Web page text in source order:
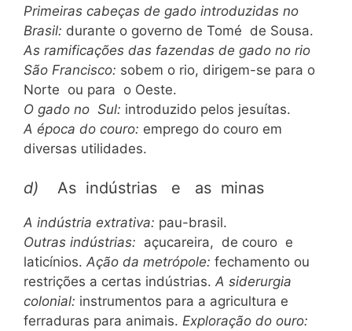
Primeiras cabeças de gado introduzidas no
Brasil: durante o governo de Tomé de Sousa.
As ramificações das fazendas de gado no rio
São Francisco: sobem o rio, dirigem-se para o
Norte ou para o Oeste.
O gado no Sul: introduzido pelos jesuítas.
A época do couro: emprego do couro em
diversas utilidades.
d) As indústrias e as minas
A indústria extrativa: pau-brasil.
Outras indústrias: açucareira, de couro e
laticínios. Ação da metrópole: fechamento ou
restrições a certas indústrias. A siderurgia
colonial: instrumentos para a agricultura e
ferraduras para animais. Exploração do ouro: